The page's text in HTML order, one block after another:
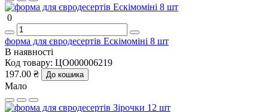
0
форма для євродесертів Ескімоміні 8 шт
В наявності
Код товару: ЦО000006219
197.00 ₴
До кошика
Мало